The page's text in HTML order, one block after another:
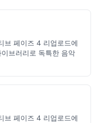
브 페이즈 4 리업로드에
브러리로 독특한 음악
브 페이즈 4 리업로드에